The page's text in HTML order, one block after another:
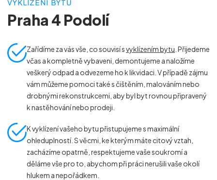
VYKLÍZENÍ BYTŮ
Praha 4 Podolí
Zařídíme za vás vše, co souvisí svyklízením bytu . Přijedeme
včas a kompletně vybaveni, demontujeme a naložíme
veškerý odpad a odvezeme ho k likvidaci. V případě zájmu
vám můžeme pomoci také s čištěním, malováním nebo
drobnými rekonstrukcemi, aby byl byt rovnou připravený
k nastěhování nebo prodeji.
K vyklízení vašeho bytu přistupujeme s maximální
ohleduplností. S věcmi, ke kterým máte citový vztah,
zacházíme opatrně, respektujeme vaše soukromí a
děláme vše pro to, abychom při práci nerušili vaše okolí
hlukem a nepořádkem.